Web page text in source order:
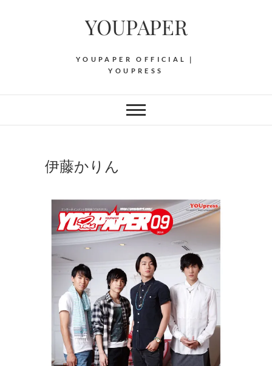
YOUPAPER
YOUPAPER OFFICIAL｜
YOUPRESS
伊藤かりん